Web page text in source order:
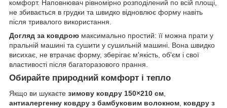
комфорт. Наповнювач рівномірно розподілений по всій площі,
не збивається в грудки та швидко відновлює форму навіть
після тривалого використання.
Догляд за ковдрою максимально простий: її можна прати у
пральній машині та сушити у сушильній машині. Вона швидко
висихає, не втрачає форму, зберігає м'якість, об'єм і свої
властивості після багаторазового прання.
Обирайте природний комфорт і тепло
Якщо ви шукаєте зимову ковдру 150×210 см
антиалергенну ковдру з бамбуковим волокном ковдру з